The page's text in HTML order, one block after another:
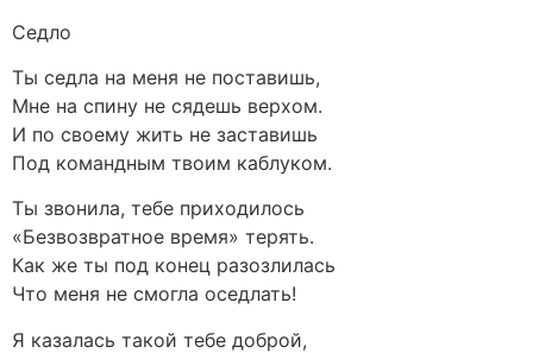
Седло
Ты седла на меня не поставишь,
Мне на спину не сядешь верхом.
И по своему жить не заставишь
Под командным твоим каблуком.
Ты звонила, тебе приходилось
«Безвозвратное время» терять.
Как же ты под конец разозлилась
Что меня не смогла оседлать!
Я казалась такой тебе доброй,